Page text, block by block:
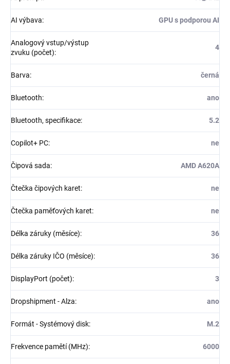
AI výbava: GPU s podporou AI
Analogový vstup/výstup
zvuku (počet):
4
Barva: černá
Bluetooth: ano
Bluetooth, specifikace: 5.2
Copilot+ PC: ne
Čipová sada: AMD A620A
Čtečka čipových karet: ne
Čtečka paměťových karet: ne
Délka záruky (měsíce): 36
Délka záruky IČO (měsíce): 36
DisplayPort (počet): 3
Dropshipment - Alza: ano
Formát - Systémový disk: M.2
Frekvence pamětí (MHz): 6000